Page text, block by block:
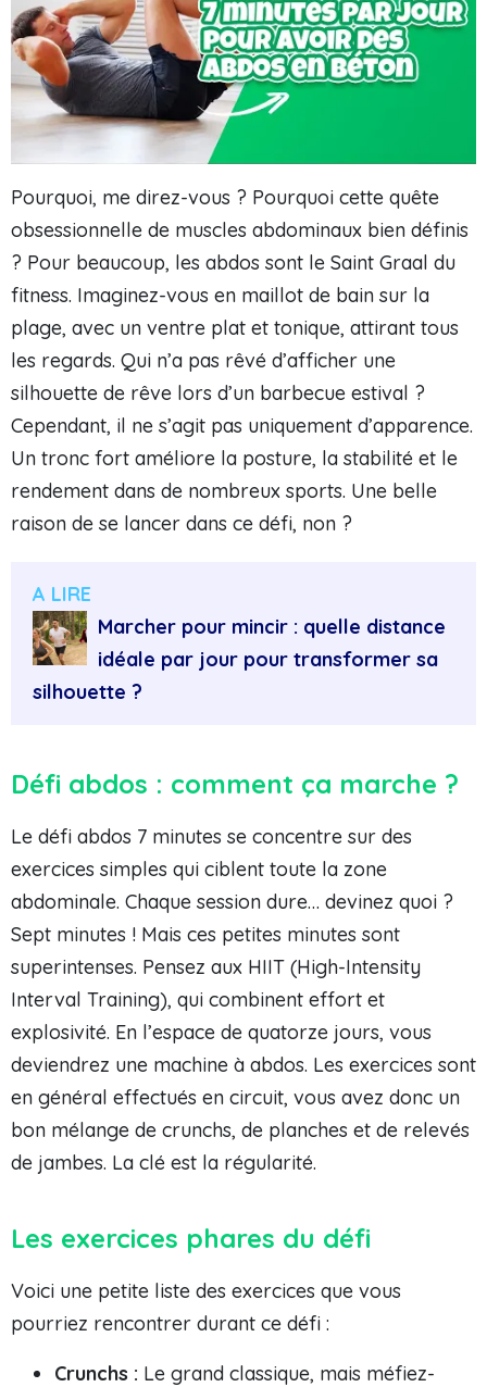
Pourquoi, me direz-vous ? Pourquoi cette quête
obsessionnelle de muscles abdominaux bien définis
? Pour beaucoup, les abdos sont le Saint Graal du
fitness. Imaginez-vous en maillot de bain sur la
plage, avec un ventre plat et tonique, attirant tous
les regards. Qui n’a pas rêvé d’afficher une
silhouette de rêve lors d’un barbecue estival ?
Cependant, il ne s’agit pas uniquement d’apparence.
Un tronc fort améliore la posture, la stabilité et le
rendement dans de nombreux sports. Une belle
raison de se lancer dans ce défi, non ?
A LIRE
Marcher pour mincir : quelle distance
idéale par jour pour transformer sa
silhouette ?
Défi abdos : comment ça marche ?
Le défi abdos 7 minutes se concentre sur des
exercices simples qui ciblent toute la zone
abdominale. Chaque session dure… devinez quoi ?
Sept minutes ! Mais ces petites minutes sont
superintenses. Pensez aux HIIT (High-Intensity
Interval Training), qui combinent effort et
explosivité. En l’espace de quatorze jours, vous
deviendrez une machine à abdos. Les exercices sont
en général effectués en circuit, vous avez donc un
bon mélange de crunchs, de planches et de relevés
de jambes. La clé est la régularité.
Les exercices phares du défi
Voici une petite liste des exercices que vous
pourriez rencontrer durant ce défi :
Crunchs : Le grand classique, mais méfiez-